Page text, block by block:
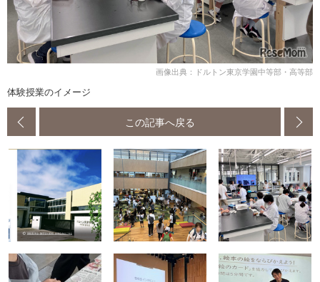
画像出典：ドルトン東京学園中等部・高等部
体験授業のイメージ
この記事へ戻る